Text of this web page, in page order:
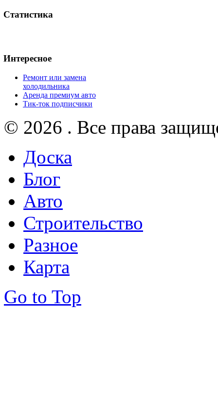
Статистика
Интересное
Ремонт или замена
холодильника
Аренда премиум авто
Тик-ток подписчики
© 2026 . Все права
Доска
Блог
Авто
Строительство
Разное
Карта
Go to Top